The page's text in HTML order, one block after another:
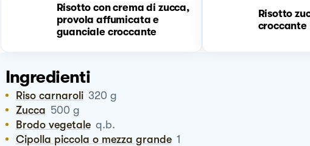
Risotto con crema di zucca,
provola affumicata e
guanciale croccante
Risotto
croccante
Ingredienti
Riso carnaroli 320 g
Zucca 500 g
Brodo vegetale q.b.
Cipolla piccola o mezza grande 1